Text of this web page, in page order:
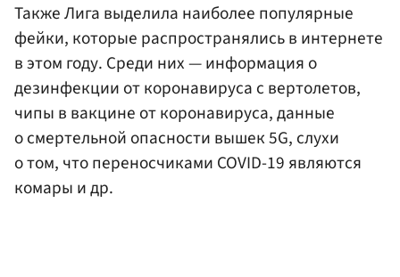
Также Лига выделила наиболее популярные
фейки, которые распространялись в интернете
в этом году. Среди них — информация о
дезинфекции от коронавируса с вертолетов,
чипы в вакцине от коронавируса, данные
о смертельной опасности вышек 5G, слухи
о том, что переносчиками COVID-19 являются
комары и др.